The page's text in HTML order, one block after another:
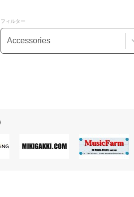
フィルター
カテゴリーフィルター
コンテンツを選択